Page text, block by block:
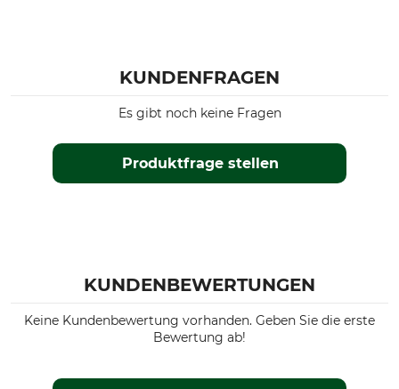
KUNDENFRAGEN
Produktfrage stellen
Es gibt noch keine Fragen
KUNDENBEWERTUNGEN
Keine Kundenbewertung vorhanden. Geben Sie die erste
Bewertung ab!